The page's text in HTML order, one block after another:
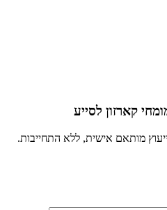
קארזון לסייע
מותאם אישית, ללא התחייבות.